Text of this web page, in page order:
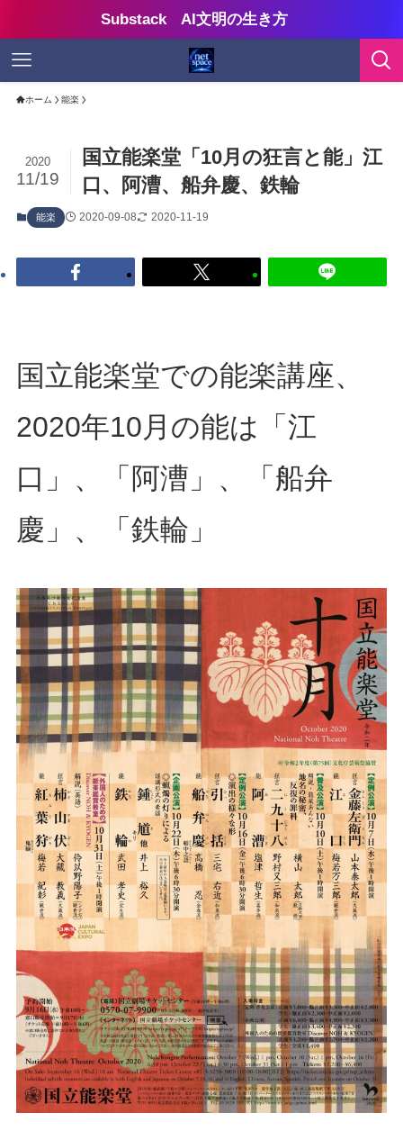
Substack AI文明の生き方
ホーム 能楽
国立能楽堂「10月の狂言と能」江
口、阿漕、船弁慶、鉄輪
2020
11/19
能楽 2020-09-08 2020-11-19
国立能楽堂での能楽講座、
2020年10月の能は「江
口」、「阿漕」、「船弁
慶」、「鉄輪」